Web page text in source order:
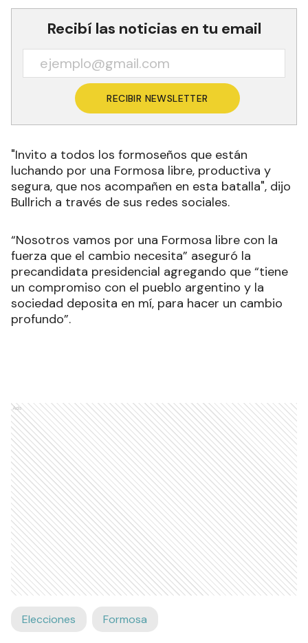
Recibí las noticias en tu email
RECIBIR NEWSLETTER
"Invito a todos los formoseños que están
luchando por una Formosa libre, productiva y
segura, que nos acompañen en esta batalla", dijo
Bullrich a través de sus redes sociales.
“Nosotros vamos por una Formosa libre con la
fuerza que el cambio necesita” aseguró la
precandidata presidencial agregando que “tiene
un compromiso con el pueblo argentino y la
sociedad deposita en mí, para hacer un cambio
profundo”.
Ads
Elecciones Formosa